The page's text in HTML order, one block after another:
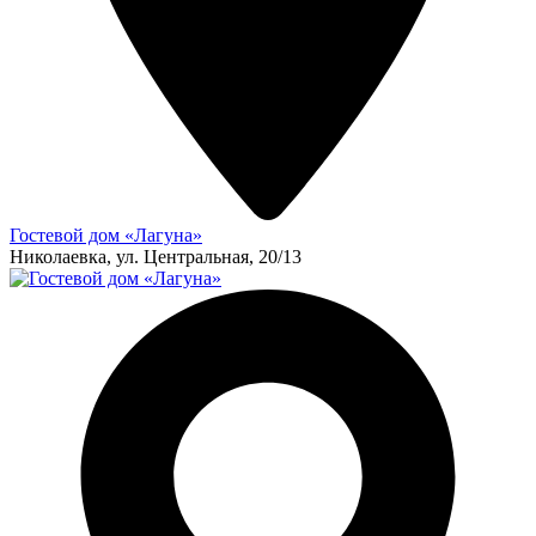
Гостевой дом «Лагуна»
Николаевка, ул. Центральная, 20/13